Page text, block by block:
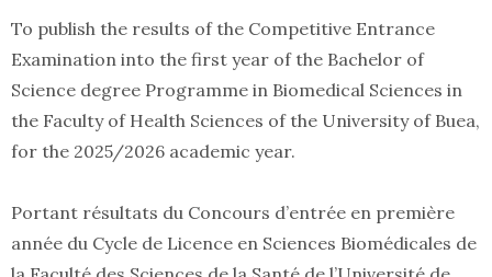
To publish the results of the Competitive Entrance
Examination into the first year of the Bachelor of
Science degree Programme in Biomedical Sciences in
the Faculty of Health Sciences of the University of Buea,
for the 2025/2026 academic year.
Portant résultats du Concours d’entrée en première
année du Cycle de Licence en Sciences Biomédicales de